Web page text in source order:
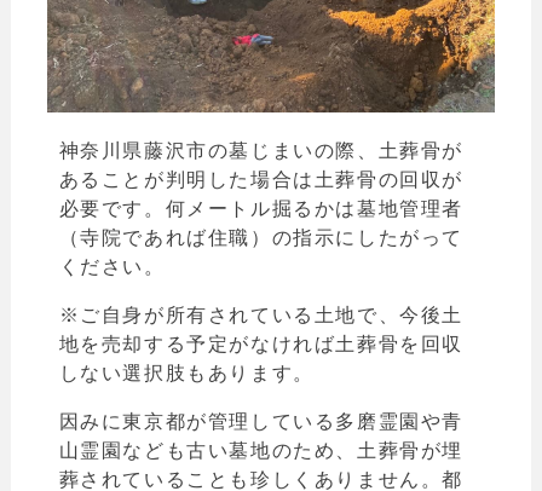
神奈川県藤沢市の墓じまいの際、土葬骨が
あることが判明した場合は土葬骨の回収が
必要です。 何メートル掘るかは墓地管理者
（寺院であれば住職）の指示にしたがって
ください。
※ご自身が所有されている土地で、今後土
地を売却する予定がなければ土葬骨を回収
しない選択肢もあります。
因みに東京都が管理している多磨霊園や青
山霊園なども古い墓地のため、土葬骨が埋
葬されていることも珍しくありません。都